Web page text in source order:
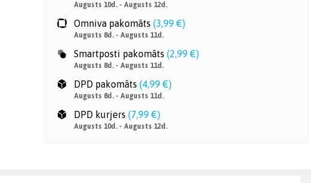
Augusts 10d. - Augusts 12d.
Omniva pakomāts (3,99 €)
Augusts 8d. - Augusts 11d.
Smartposti pakomāts (2,99 €)
Augusts 8d. - Augusts 11d.
DPD pakomāts (4,99 €)
Augusts 8d. - Augusts 11d.
DPD kurjers (7,99 €)
Augusts 10d. - Augusts 12d.